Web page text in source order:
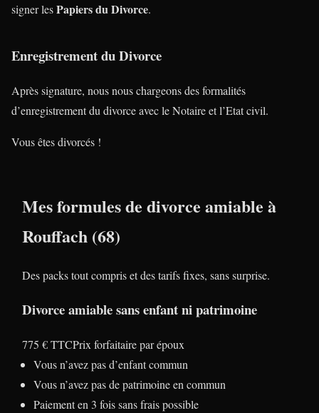
signer lesPapiers du Divorce.
Enregistrement du Divorce
Après signature, nous nous chargeons des formalités
d’enregistrement du divorce avec le Notaire et l’Etat civil.
Vous êtes divorcés !
Mes formules de divorce amiable à
Rouffach (68)
Des packs tout compris et des tarifs fixes, sans surprise.
Divorce amiable sans enfant ni patrimoine
775 € TTCPrix forfaitaire par époux
Vous n’avez pas d’enfant commun
Vous n’avez pas de patrimoine en commun
Paiement en 3 fois sans frais possible